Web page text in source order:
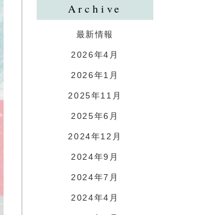
Archive
最新情報
2026年4月
2026年1月
2025年11月
2025年6月
2024年12月
2024年9月
2024年7月
2024年4月